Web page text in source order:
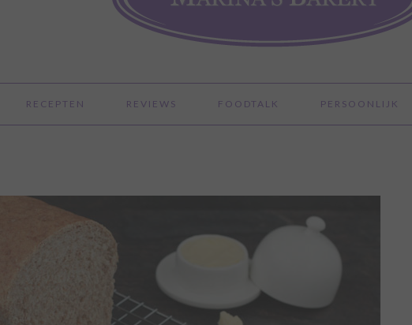
RECEPTEN REVIEWS FOODTALK PERSOONLIJK